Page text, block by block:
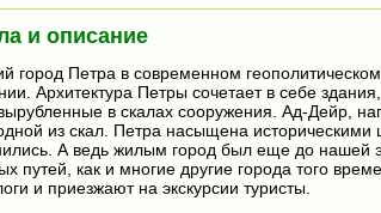
и описание
город Петра в современном
Архитектура Петры сочетает в себе
в скалах сооружения. Ад-Дейр,
из скал. Петра насыщена историческими
А ведь жилым город был еще до нашей
путей, как и многие другие города того
и приезжают на экскурсии туристы.